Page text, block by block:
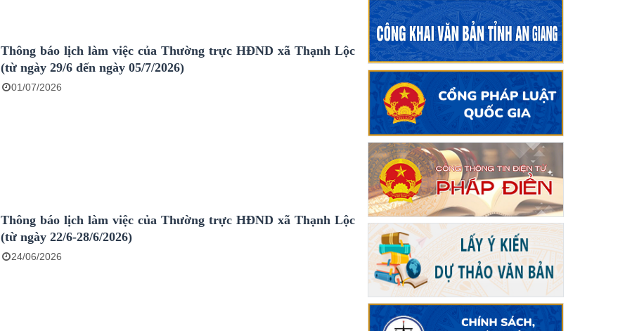
Thông báo lịch làm việc của Thường trực HĐND xã Thạnh Lộc
(từ ngày 29/6 đến ngày 05/7/2026)
01/07/2026
Thông báo lịch làm việc của Thường trực HĐND xã Thạnh Lộc
(từ ngày 22/6-28/6/2026)
24/06/2026